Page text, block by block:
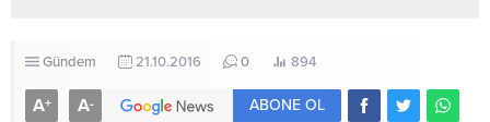
Gündem 21.10.2016 0 894
A+ A- ABONE OL